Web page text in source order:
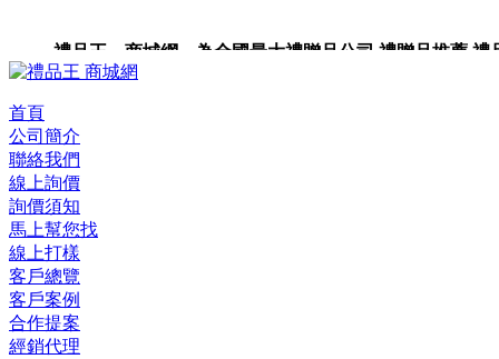
禮品王 商城網 為全國最大禮贈品公司,禮贈品推薦,禮
品包裝,禮品卡,企業禮品,禮品小物,高級禮品,禮品網站。
首頁
公司簡介
聯絡我們
線上詢價
詢價須知
馬上幫您找
線上打樣
客戶總覽
客戶案例
合作提案
經銷代理